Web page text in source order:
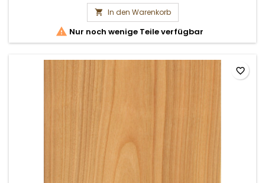
 In den Warenkorb
 Nur noch wenige Teile verfügbar
favorite_border